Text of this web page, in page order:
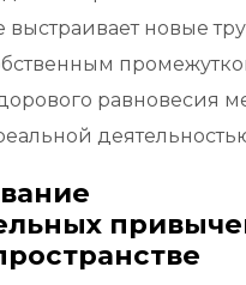
новые
равновесия